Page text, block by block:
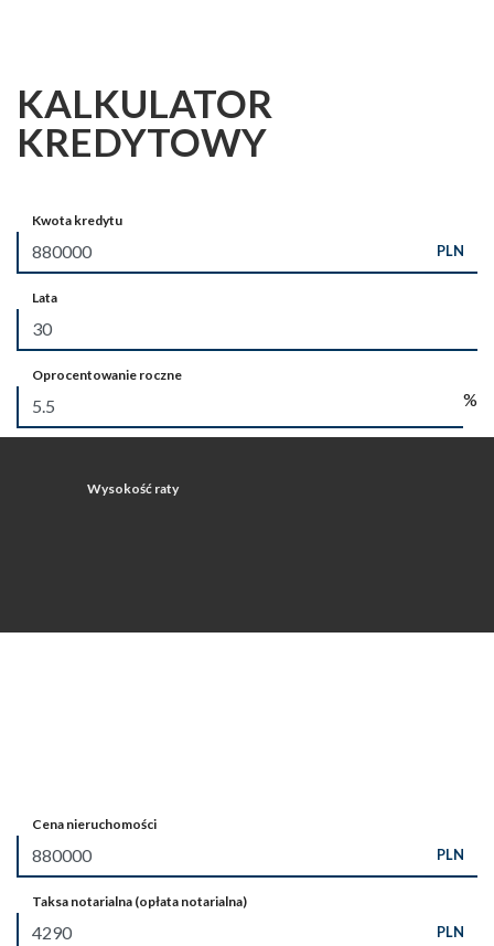
KALKULATOR
KREDYTOWY
Kwota kredytu
PLN
Lata
Oprocentowanie roczne
%
Wysokość raty
Cena nieruchomości
PLN
Taksa notarialna (opłata notarialna)
PLN